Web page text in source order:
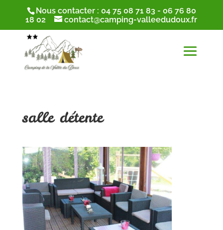
Nous contacter : 04 75 08 71 83 - 06 76 80
18 02
contact@camping-valleedudoux.fr
salle détente